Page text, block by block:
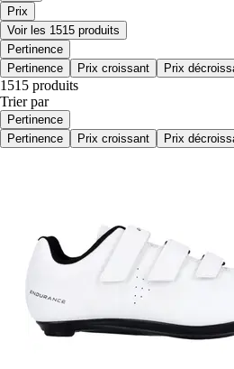
Prix
Voir les 1515 produits
Pertinence
Pertinence
Prix croissant Prix
1515 produits
Trier par
Pertinence
Pertinence
Prix croissant Prix